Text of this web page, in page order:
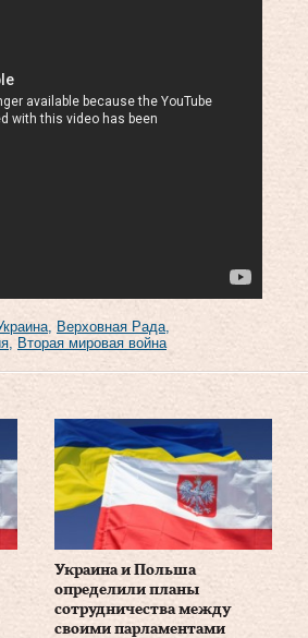
, Верховная Рада,
, Вторая мировая война
Украина и Польша
определили планы
сотрудничества между
своими парламентами